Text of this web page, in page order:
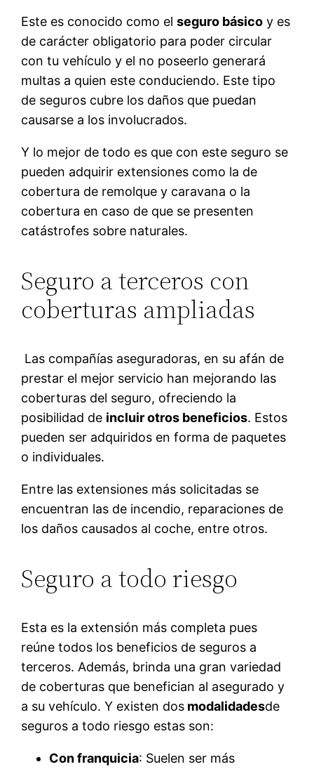
Este es conocido como elseguro básico y es
de carácter obligatorio para poder circular
con tu vehículo y el no poseerlo generará
multas a quien este conduciendo. Este tipo
de seguros cubre los daños que puedan
causarse a los involucrados.
Y lo mejor de todo es que con este seguro se
pueden adquirir extensiones como la de
cobertura de remolque y caravana o la
cobertura en caso de que se presenten
catástrofes sobre naturales.
Seguro a terceros con
coberturas ampliadas
Las compañías aseguradoras, en su afán de
prestar el mejor servicio han mejorando las
coberturas del seguro, ofreciendo la
posibilidad de incluir otros beneficios. Estos
pueden ser adquiridos en forma de paquetes
o individuales.
Entre las extensiones más solicitadas se
encuentran las de incendio, reparaciones de
los daños causados al coche, entre otros.
Seguro a todo riesgo
Esta es la extensión más completa pues
reúne todos los beneficios de seguros a
terceros. Además, brinda una gran variedad
de coberturas que benefician al asegurado y
a su vehículo. Y existen dos modalidadesde
seguros a todo riesgo estas son:
Con franquicia: Suelen ser más